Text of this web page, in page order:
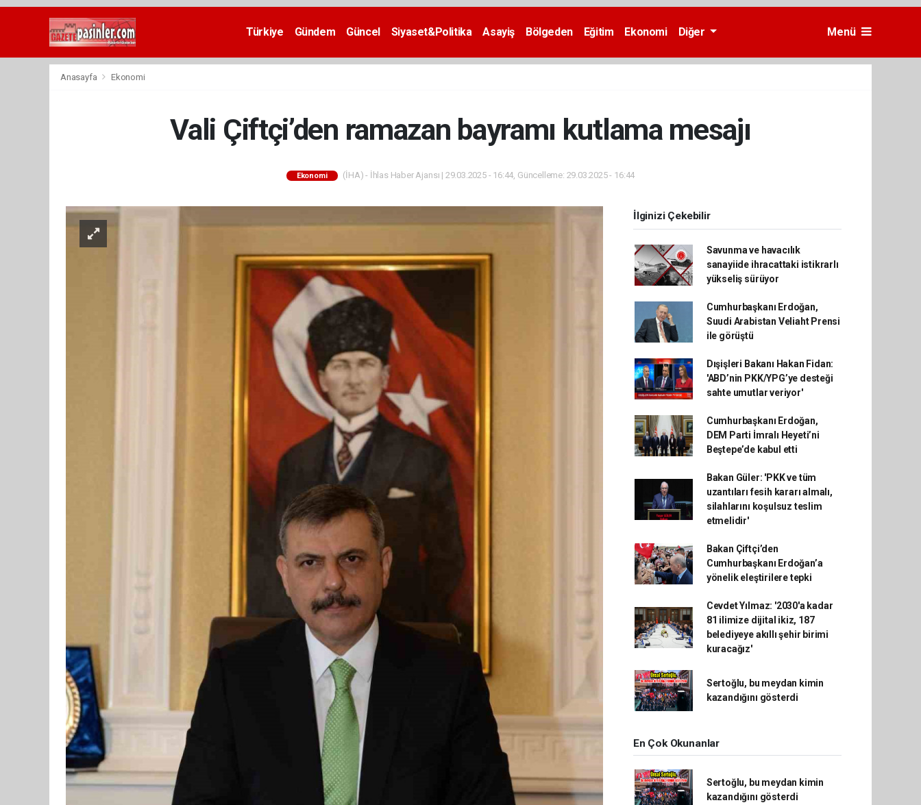
Deneme
Türkiye Gündem Güncel Siyaset&Politika Asayiş Bölgeden Eğitim Ekonomi Diğer Menü
Anasayfa Ekonomi
Vali Çiftçi’den ramazan bayramı kutlama mesajı
Ekonomi (İHA) - İhlas Haber Ajansı | 29.03.2025 - 16:44, Güncelleme: 29.03.2025 - 16:44
İlginizi Çekebilir
Savunma ve havacılık
sanayiide ihracattaki istikrarlı
yükseliş sürüyor
Cumhurbaşkanı Erdoğan,
Suudi Arabistan Veliaht Prensi
ile görüştü
Dışişleri Bakanı Hakan Fidan:
'ABD’nin PKK/YPG’ye desteği
sahte umutlar veriyor'
Cumhurbaşkanı Erdoğan,
DEM Parti İmralı Heyeti’ni
Beştepe’de kabul etti
Bakan Güler: 'PKK ve tüm
uzantıları fesih kararı almalı,
silahlarını koşulsuz teslim
etmelidir'
Bakan Çiftçi’den
Cumhurbaşkanı Erdoğan’a
yönelik eleştirilere tepki
Cevdet Yılmaz: '2030'a kadar
81 ilimize dijital ikiz, 187
belediyeye akıllı şehir birimi
kuracağız'
Sertoğlu, bu meydan kimin
kazandığını gösterdi
En Çok Okunanlar
Sertoğlu, bu meydan kimin
kazandığını gösterdi